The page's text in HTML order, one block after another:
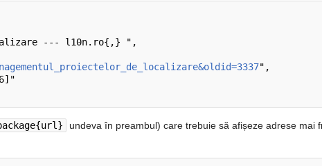
",
undeva în preambul) care trebuie să afișeze adrese mai